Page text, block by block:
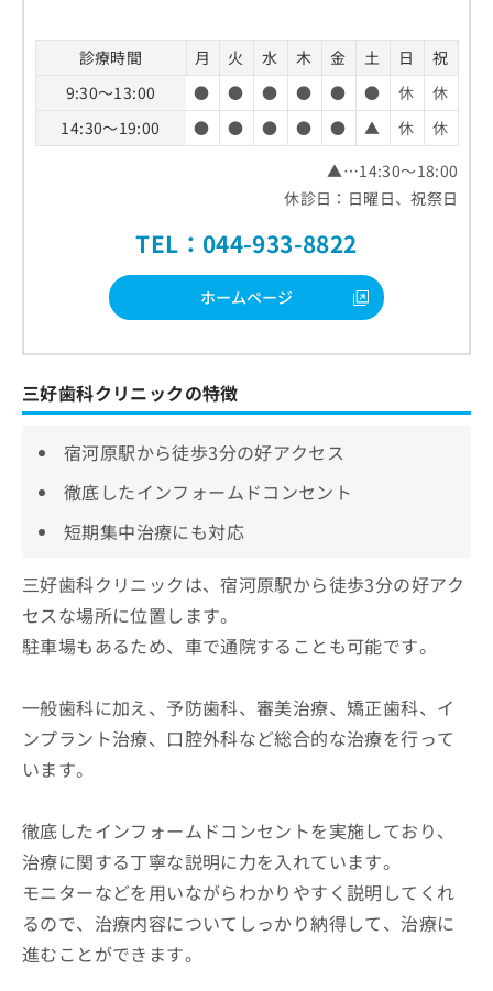
診療時間 月 火 水 木 金 土 日
祝
9:30～13:00
● ● ● ● ● ● 休
休
14:30～19:00
● ● ● ● ● ▲ 休
休
▲…14:30～18:00
休診日：日曜日、祝祭日
TEL：044-933-8822
ホームページ
三好歯科クリニックの特徴
宿河原駅から徒歩3分の好アクセス
徹底したインフォームドコンセント
短期集中治療にも対応
三好歯科クリニックは、宿河原駅から徒歩3分の好アク
セスな場所に位置します。
駐車場もあるため、車で通院することも可能です。
一般歯科に加え、予防歯科、審美治療、矯正歯科、イ
ンプラント治療、口腔外科など総合的な治療を行って
います。
徹底したインフォームドコンセントを実施しており、
治療に関する丁寧な説明に力を入れています。
モニターなどを用いながらわかりやすく説明してくれ
るので、治療内容についてしっかり納得して、治療に
進むことができます。